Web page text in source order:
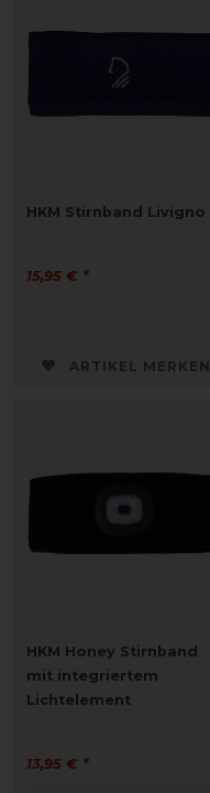
HKM Stirnband Livigno
15,95 € *
ARTIKEL MERKEN
HKM Honey Stirnband
mit integriertem
Lichtelement
13,95 € *